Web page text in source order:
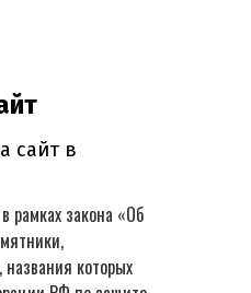
рамках закона «Об
которых